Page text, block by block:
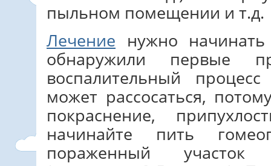
пыльном помещении и т.д.
Лечение нужно
обнаружили первые
воспалительный
может рассосаться,
покраснение,
начинайте пить
пораженный участок